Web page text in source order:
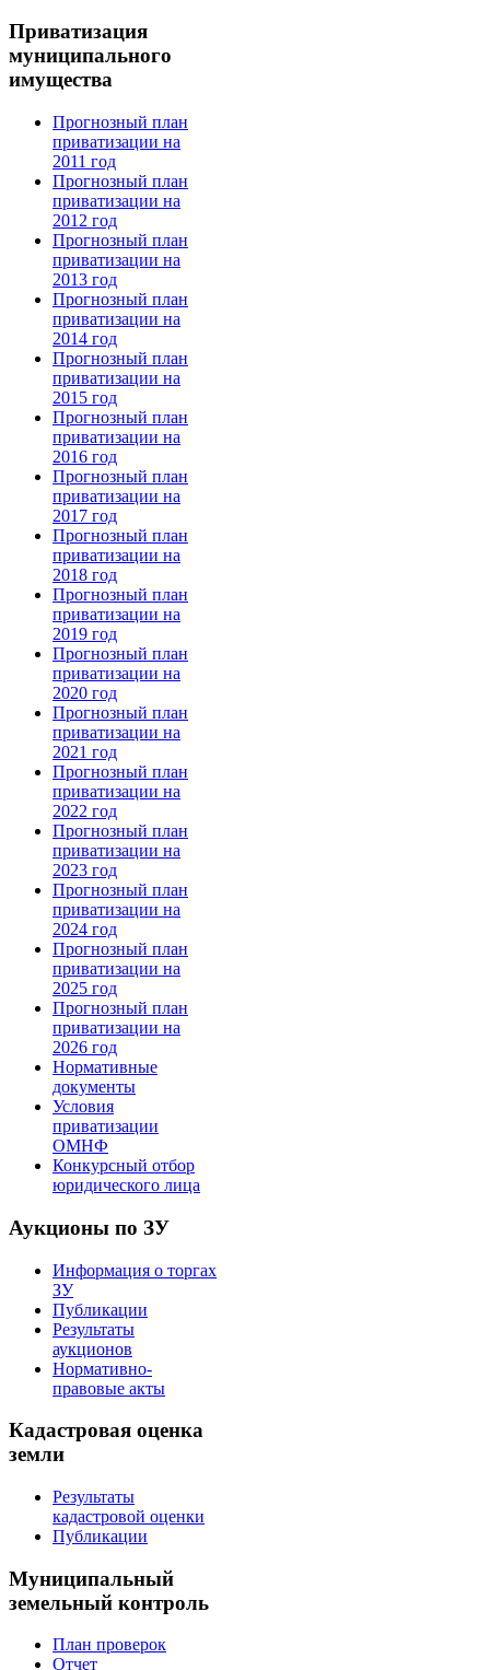
Приватизация
муниципального
имущества
Прогнозный план
приватизации на
2011 год
Прогнозный план
приватизации на
2012 год
Прогнозный план
приватизации на
2013 год
Прогнозный план
приватизации на
2014 год
Прогнозный план
приватизации на
2015 год
Прогнозный план
приватизации на
2016 год
Прогнозный план
приватизации на
2017 год
Прогнозный план
приватизации на
2018 год
Прогнозный план
приватизации на
2019 год
Прогнозный план
приватизации на
2020 год
Прогнозный план
приватизации на
2021 год
Прогнозный план
приватизации на
2022 год
Прогнозный план
приватизации на
2023 год
Прогнозный план
приватизации на
2024 год
Прогнозный план
приватизации на
2025 год
Прогнозный план
приватизации на
2026 год
Нормативные
документы
Условия
приватизации
ОМНФ
Конкурсный отбор
юридического лица
Аукционы по ЗУ
Информация о торгах
ЗУ
Публикации
Результаты
аукционов
Нормативно-
правовые акты
Кадастровая оценка
земли
Результаты
кадастровой оценки
Публикации
Муниципальный
земельный контроль
План проверок
Отчет